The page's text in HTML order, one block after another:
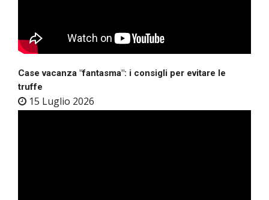
Case vacanza "fantasma": i consigli per evitare le
truffe
15 Luglio 2026